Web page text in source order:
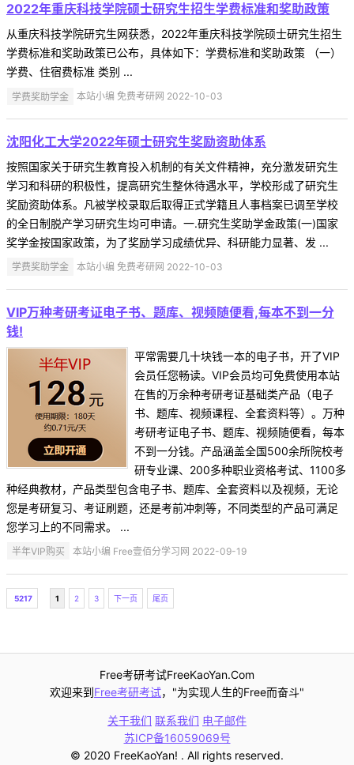
2022年重庆科技学院硕士研究生招生学费标准和奖助政策
从重庆科技学院研究生网获悉，2022年重庆科技学院硕士研究生招生
学费标准和奖助政策已公布，具体如下：学费标准和奖助政策 （一）
学费、住宿费标准 类别 ...
学费奖助学金 本站小编 免费考研网 2022-10-03
沈阳化工大学2022年硕士研究生奖励资助体系
按照国家关于研究生教育投入机制的有关文件精神，充分激发研究生
学习和科研的积极性，提高研究生整休待遇水平，学校形成了研究生
奖励资助体系。凡被学校录取后取得正式学籍且人事档案已调至学校
的全日制脱产学习研究生均可申请。一.研究生奖助学金政策(一)国家
奖学金按国家政策，为了奖励学习成绩优异、科研能力显著、发 ...
学费奖助学金 本站小编 免费考研网 2022-10-03
VIP万种考研考证电子书、题库、视频随便看,每本不到一分
钱!
平常需要几十块钱一本的电子书，开了VIP
会员任您畅读。VIP会员均可免费使用本站
在售的万余种考研考证基础类产品（电子
书、题库、视频课程、全套资料等）。万种
考研考证电子书、题库、视频随便看，每本
不到一分钱。产品涵盖全国500余所院校考
研专业课、200多种职业资格考试、1100多
种经典教材，产品类型包含电子书、题库、全套资料以及视频，无论
您是考研复习、考证刷题，还是考前冲刺等，不同类型的产品可满足
您学习上的不同需求。 ...
半年VIP购买 本站小编 Free壹佰分学习网 2022-09-19
5217 1 2 3 下一页 尾页
Free考研考试FreeKaoYan.Com
欢迎来到Free考研考试，"为实现人生的Free而奋斗"
关于我们 联系我们 电子邮件
苏ICP备16059069号
© 2020 FreeKaoYan! . All rights reserved.